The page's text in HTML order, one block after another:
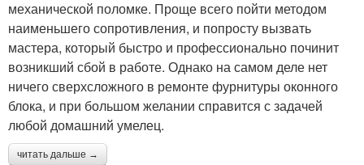
механической поломке. Проще всего пойти методом
наименьшего сопротивления, и попросту вызвать
мастера, который быстро и профессионально починит
возникший сбой в работе. Однако на самом деле нет
ничего сверхсложного в ремонте фурнитуры оконного
блока, и при большом желании справится с задачей
любой домашний умелец.
читать дальше →